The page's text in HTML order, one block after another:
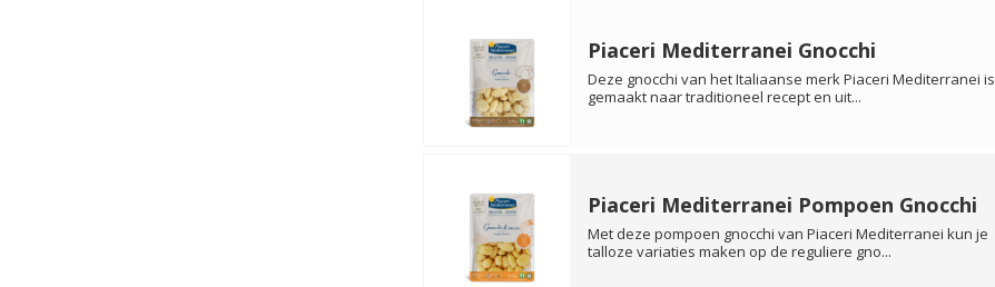
Piaceri Mediterranei Gnocchi
Deze gnocchi van het Italiaanse merk Piaceri Mediterranei is
gemaakt naar traditioneel recept en uit...
Piaceri Mediterranei Pompoen Gnocchi
Met deze pompoen gnocchi van Piaceri Mediterranei kun je
talloze variaties maken op de reguliere gno...